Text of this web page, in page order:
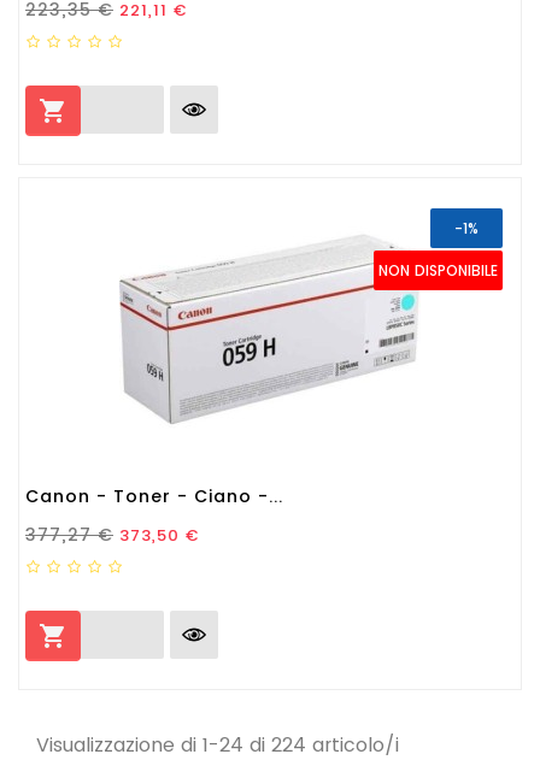
Prezzo Standard
223,35 € Prezzo
221,11 €

NON DISPONIBILE
-1%
Canon - Toner - Ciano -...
Prezzo Standard
377,27 € Prezzo
373,50 €

Visualizzazione di 1-24 di 224 articolo/i